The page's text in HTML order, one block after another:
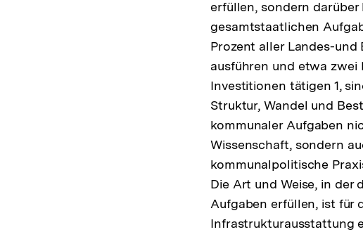
erfüllen, sondern darüber
gesamtstaatlichen
Prozent aller Landes-und
ausführen und etwa
Investitionen tätigen 1,
Struktur, Wandel und
kommunaler Aufgaben
Wissenschaft, sondern
kommunalpolitische
Die Art und Weise, in der
Aufgaben erfüllen, ist für
Infrastrukturausstattung